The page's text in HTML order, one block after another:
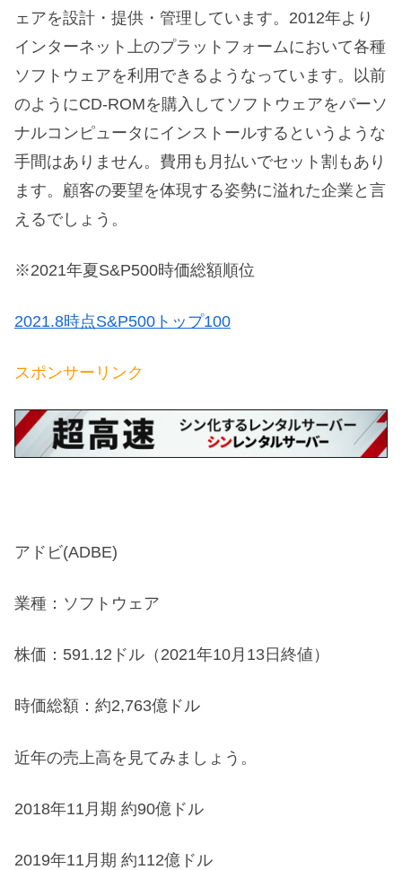
ェアを設計・提供・管理しています。2012年より
インターネット上のプラットフォームにおいて各種
ソフトウェアを利用できるようなっています。以前
のようにCD-ROMを購入してソフトウェアをパーソ
ナルコンピュータにインストールするというような
手間はありません。費用も月払いでセット割もあり
ます。顧客の要望を体現する姿勢に溢れた企業と言
えるでしょう。
※2021年夏S&P500時価総額順位
2021.8時点S&P500トップ100
スポンサーリンク
アドビ(ADBE)
業種：ソフトウェア
株価：591.12ドル（2021年10月13日終値）
時価総額：約2,763億ドル
近年の売上高を見てみましょう。
2018年11月期 約90億ドル
2019年11月期 約112億ドル